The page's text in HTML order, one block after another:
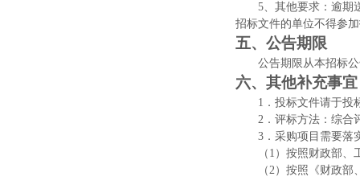
5、其他要求：逾期
招标文件的单位不得参
五、公告期限
公告期限从本招标
六、其他补充事宜
1．投标文件请于投
2．评标方法：综合
3．采购项目需要落
（ 1）按照财政部、
（2）按照《财政部